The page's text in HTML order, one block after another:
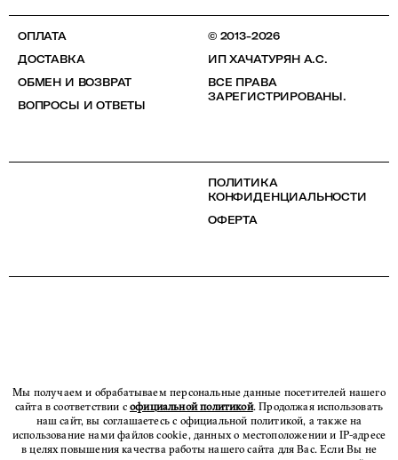
ОПЛАТА
ДОСТАВКА
ОБМЕН И ВОЗВРАТ
ВОПРОСЫ И ОТВЕТЫ
© 2013-2026
ИП ХАЧАТУРЯН А.С.
ВСЕ ПРАВА
ЗАРЕГИСТРИРОВАНЫ.
ПОЛИТИКА
КОНФИДЕНЦИАЛЬНОСТИ
ОФЕРТА
Мы получаем и обрабатываем персональные данные посетителей нашего
сайта в соответствии софициальной политикой. Продолжая использовать
наш сайт, вы соглашаетесь с официальной политикой, а также на
использование нами файлов cookie, данных о местоположении и IP-адресе
в целях повышения качества работы нашего сайта для Вас. Если Вы не